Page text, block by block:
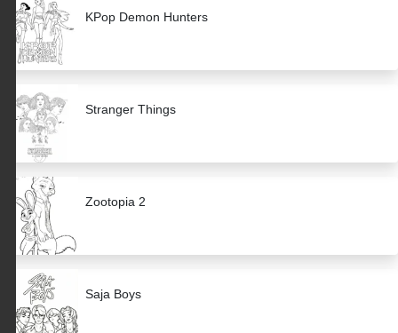
KPop Demon Hunters
Stranger Things
Zootopia 2
Saja Boys